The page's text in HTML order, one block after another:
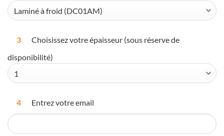
3
Choisissez votre épaisseur (sous réserve de
disponibilité)
4 Entrez votre email